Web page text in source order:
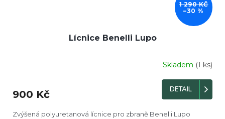
1 290 KČ
–30 %
Lícnice Benelli Lupo
Skladem (1 ks)
900 Kč DETAIL
Zvýšená polyuretanová lícnice pro zbraně Benelli Lupo